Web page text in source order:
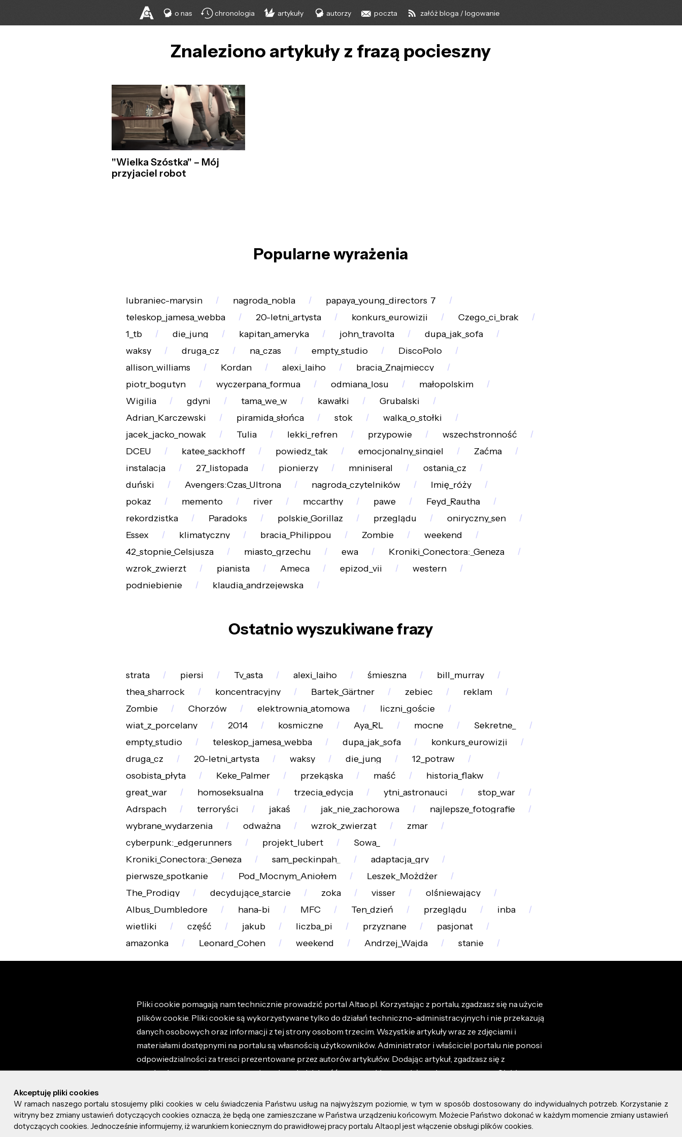
o nas chronologia artykuły autorzy poczta załóż bloga / logowanie
Znaleziono artykuły z frazą pocieszny
"Wielka Szóstka" – Mój
przyjaciel robot
Popularne wyrażenia
lubraniec-marysin nagroda_nobla
papaya_young_directors_7
teleskop_jamesa_webba
20-letni_artysta konkurs_eurowizji
Czego_ci_brak
1_tb
die_jung kapitan_ameryka john_travolta
dupa_jak_sofa
waksy
druga_cz na_czas empty_studio
DiscoPolo
allison_williams
Kordan alexi_laiho
bracia_Znajmieccy
piotr_bogutyn
wyczerpana_formua odmiana_losu
małopolskim
Wigilia
gdyni tama_we_w kawałki
Grubalski
Adrian_Karczewski
piramida_słońca stok
walka_o_stołki
jacek_jacko_nowak
Tulia lekki_refren przypowie
wszechstronność
DCEU
katee_sackhoff powiedz_tak emocjonalny_singiel
Zaćma
instalacja
27_listopada pionierzy mniniseral
ostania_cz
duński
Avengers:Czas_Ultrona nagroda_czytelników
Imię_róży
pokaz
memento river mccarthy pawe
Feyd_Rautha
rekordzistka
Paradoks polskie_Gorillaz przeglądu
oniryczny_sen
Essex
klimatyczny bracia_Philippou Zombie
weekend
42_stopnie_Celsjusza
miasto_grzechu ewa
Kroniki_Conectora:_Geneza
wzrok_zwierzt
pianista Ameca epizod_vii
western
podniebienie
klaudia_andrzejewska
Ostatnio wyszukiwane frazy
strata piersi Tv_asta alexi_laiho śmieszna
bill_murray
thea_sharrock
koncentracyjny Bartek_Gärtner zebiec
reklam
Zombie
Chorzów elektrownia_atomowa
liczni_goście
wiat_z_porcelany
2014 kosmiczne Aya_RL mocne
Sekretne_
empty_studio
teleskop_jamesa_webba dupa_jak_sofa
konkurs_eurowizji
druga_cz
20-letni_artysta waksy die_jung
12_potraw
osobista_płyta
Keke_Palmer przekąska maść
historia_flakw
great_war
homoseksualna trzecia_edycja ytni_astronauci
stop_war
Adrspach
terroryści jakaś jak_nie_zachorowa
najlepsze_fotografie
wybrane_wydarzenia
odważna wzrok_zwierząt
zmar
cyberpunk:_edgerunners
projekt_lubert
Sowa_
Kroniki_Conectora:_Geneza
sam_peckinpah_
adaptacja_gry
pierwsze_spotkanie
Pod_Mocnym_Aniołem
Leszek_Możdżer
The_Prodigy
decydujące_starcie zoka visser
olśniewający
Albus_Dumbledore
hana-bi MFC Ten_dzień przeglądu
inba
wietliki
część jakub liczba_pi przyznane
pasjonat
amazonka
Leonard_Cohen weekend Andrzej_Wajda stanie
Pliki cookie pomagają nam technicznie prowadzić portal Altao.pl. Korzystając z portalu, zgadzasz się na użycie
plików cookie. Pliki cookie są wykorzystywane tylko do działań techniczno-administracyjnych i nie przekazują
danych osobowych oraz informacji z tej strony osobom trzecim. Wszystkie artykuły wraz ze zdjęciami i
materiałami dostępnymi na portalu są własnością użytkowników. Administrator i właściciel portalu nie ponosi
odpowiedzialności za tresci prezentowane przez autorów artykułów. Dodając artykuł, zgadzasz się z
regulaminem portalu oraz ponosisz odpowiedzialność za wszystkie materiały umieszczone przez Ciebie na
© 2026 altao.pl. Wszystkie prawa zastrzeżone.
0.035
Akceptuję pliki cookies
W ramach naszego portalu stosujemy pliki cookies w celu świadczenia Państwu usług na najwyższym poziomie, w tym w sposób dostosowany do indywidualnych potrzeb. Korzystanie z
witryny bez zmiany ustawień dotyczących cookies oznacza, że będą one zamieszczane w Państwa urządzeniu końcowym. Możecie Państwo dokonać w każdym momencie zmiany ustawień
dotyczących cookies. Jednocześnie informujemy, iż warunkiem koniecznym do prawidłowej pracy portalu Altao.pl jest włączenie obsługi plików cookies.